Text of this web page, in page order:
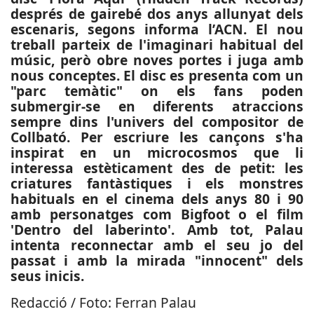
després de gairebé dos anys allunyat dels
escenaris, segons informa l’ACN. El nou
treball parteix de l'imaginari habitual del
músic, però obre noves portes i juga amb
nous conceptes. El disc es presenta com un
"parc temàtic" on els fans poden
submergir-se en diferents atraccions
sempre dins l'univers del compositor de
Collbató. Per escriure les cançons s'ha
inspirat en un microcosmos que li
interessa estèticament des de petit: les
criatures fantàstiques i els monstres
habituals en el cinema dels anys 80 i 90
amb personatges com Bigfoot o el film
'Dentro del laberinto'. Amb tot, Palau
intenta reconnectar amb el seu jo del
passat i amb la mirada "innocent" dels
seus inicis.
Redacció / Foto: Ferran Palau